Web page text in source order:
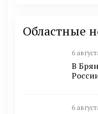
Областные
6
В
6